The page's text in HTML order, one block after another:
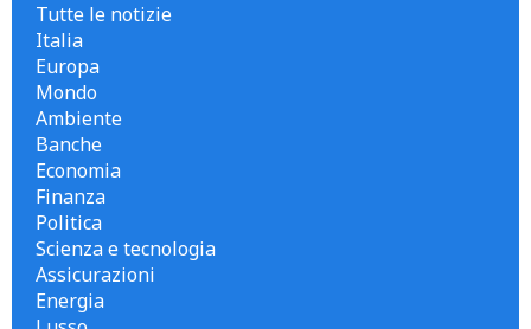
Tutte le notizie
Italia
Europa
Mondo
Ambiente
Banche
Economia
Finanza
Politica
Scienza e tecnologia
Assicurazioni
Energia